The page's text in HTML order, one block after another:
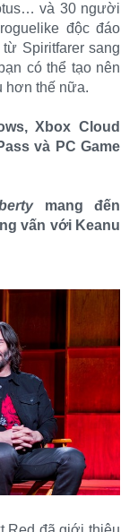
và 30 người
độc đáo
Spiritfarer sang
có thể tạo nên
hơn thế nữa.
Xbox Cloud
và PC Game
mang đến
vấn với Keanu